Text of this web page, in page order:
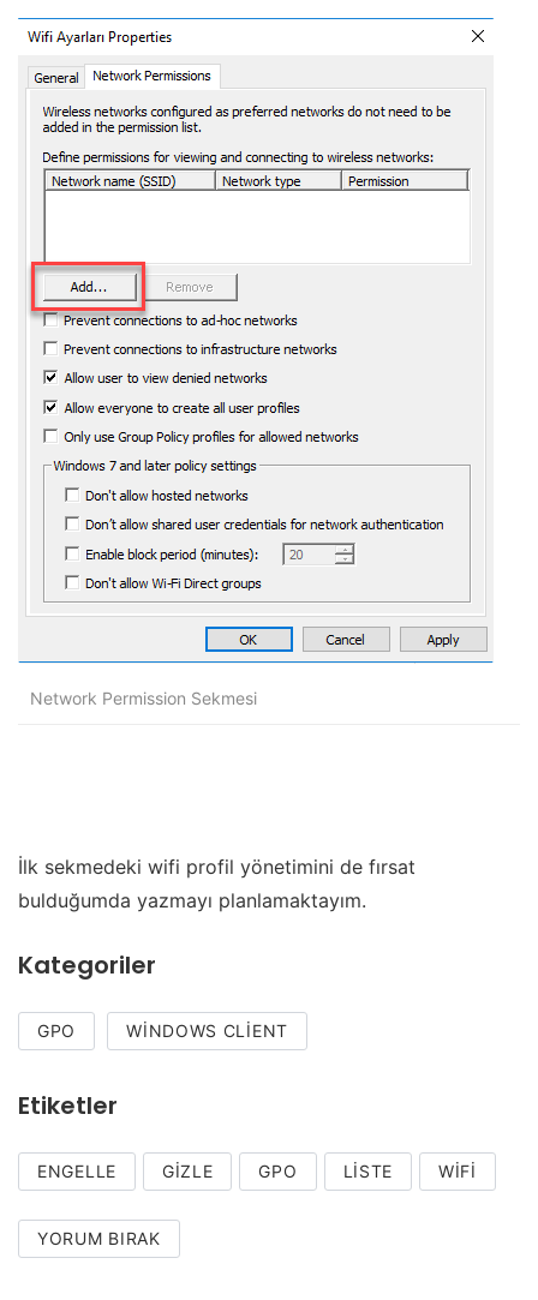
Network Permission Sekmesi
İlk sekmedeki wifi profil yönetimini de fırsat
bulduğumda yazmayı planlamaktayım.
Kategoriler
GPO WINDOWS CLIENT
Etiketler
ENGELLE GIZLE GPO LISTE WIFI
YORUM BIRAK